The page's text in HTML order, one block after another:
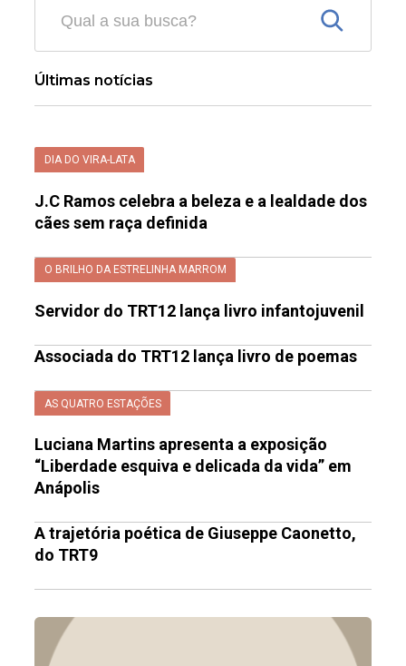
Últimas notícias
DIA DO VIRA-LATA
J.C Ramos celebra a beleza e a lealdade dos
cães sem raça definida
O BRILHO DA ESTRELINHA MARROM
Servidor do TRT12 lança livro infantojuvenil
Associada do TRT12 lança livro de poemas
AS QUATRO ESTAÇÕES
Luciana Martins apresenta a exposição
“Liberdade esquiva e delicada da vida” em
Anápolis
A trajetória poética de Giuseppe Caonetto,
do TRT9